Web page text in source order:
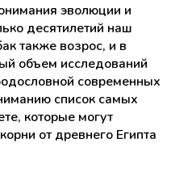
эволюции и
десятилетий наш
также возрос, и в
объем исследований
современных
список самых
которые могут
от древнего Египта